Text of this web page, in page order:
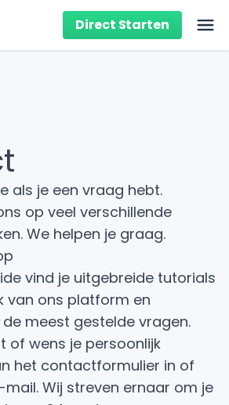
Direct Starten
als je een vraag hebt.
op veel verschillende
We helpen je graag.
vind je uitgebreide tutorials
van ons platform en
meest gestelde vragen.
of wens je persoonlijk
het contactformulier in of
mail. Wij streven ernaar om je